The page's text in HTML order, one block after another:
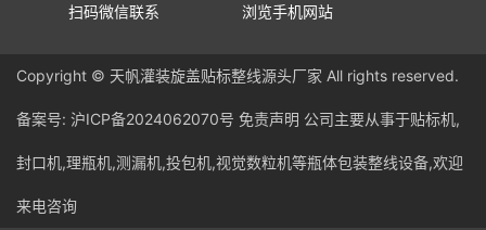
扫码微信联系 浏览手机网站
Copyright © 天帆灌装旋盖贴标整线源头厂家 All rights reserved.
备案号: 沪ICP备2024062070号 免责声明 公司主要从事于贴标机,
封口机,理瓶机,测漏机,投包机,视觉数粒机等瓶体包装整线设备,欢迎
来电咨询